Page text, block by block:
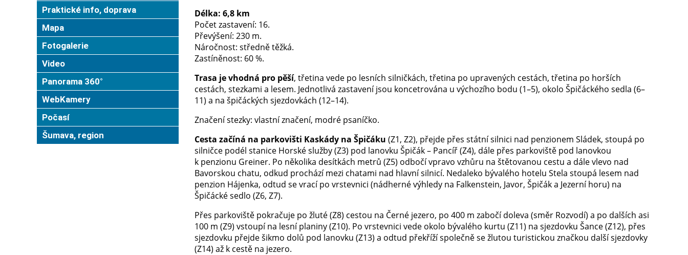
Praktické info, doprava
Mapa
Fotogalerie
Video
Panorama 360°
WebKamery
Počasí
Šumava, region
Délka: 6,8 km
Počet zastavení: 16.
Převýšení: 230 m.
Náročnost: středně těžká.
Zastíněnost: 60 %.
Trasa je vhodná pro pěší, třetina vede po lesních silničkách, třetina po upravených cestách, třetina po horších
cestách, stezkami a lesem. Jednotlivá zastavení jsou koncetrována u výchozího bodu (1–5), okolo Špičáckého sedla (6–
11) a na špičáckých sjezdovkách (12–14).
Značení stezky: vlastní značení, modré psaníčko.
Cesta začíná na parkovišti Kaskády na Špičáku (Z1, Z2), přejde přes státní silnici nad penzionem Sládek, stoupá po
silničce podél stanice Horské služby (Z3) pod lanovku Špičák – Pancíř (Z4), dále přes parkoviště pod lanovkou
k penzionu Greiner. Po několika desítkách metrů (Z5) odbočí vpravo vzhůru na štětovanou cestu a dále vlevo nad
Bavorskou chatu, odkud prochází mezi chatami nad hlavní silnicí. Nedaleko bývalého hotelu Stela stoupá lesem nad
penzion Hájenka, odtud se vrací po vrstevnici (nádherné výhledy na Falkenstein, Javor, Špičák a Jezerní horu) na
Špičácké sedlo (Z6, Z7).
Přes parkoviště pokračuje po žluté (Z8) cestou na Černé jezero, po 400 m zabočí doleva (směr Rozvodí) a po dalších asi
100 m (Z9) vstoupí na lesní planiny (Z10). Po vrstevnici vede okolo bývalého kurtu (Z11) na sjezdovku Šance (Z12), přes
sjezdovku přejde šikmo dolů pod lanovku (Z13) a odtud překříží společně se žlutou turistickou značkou další sjezdovky
(Z14) až k cestě na jezero.